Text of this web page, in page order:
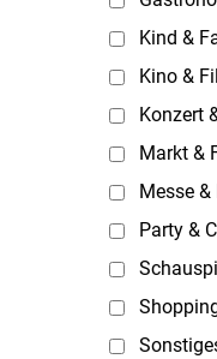
Kind &
Kino &
Konzert
Markt &
Messe
Party &